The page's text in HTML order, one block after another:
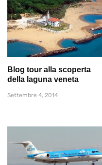
Blog tour alla scoperta
della laguna veneta
Settembre 4, 2014